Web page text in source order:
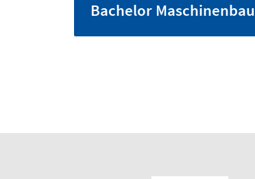
Bachelor Maschinenbau